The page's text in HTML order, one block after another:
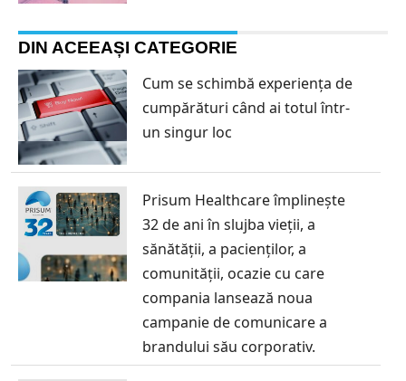
DIN ACEEAȘI CATEGORIE
Cum se schimbă experiența de
cumpărături când ai totul într-
un singur loc
Prisum Healthcare împlinește
32 de ani în slujba vieții, a
sănătății, a pacienților, a
comunității, ocazie cu care
compania lansează noua
campanie de comunicare a
brandului său corporativ.